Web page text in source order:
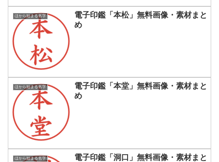
ほから始まる名字
電子印鑑「本松」無料画像・素材まと
め
ほから始まる名字
電子印鑑「本堂」無料画像・素材まと
め
ほから始まる名字
電子印鑑「洞口」無料画像・素材まと